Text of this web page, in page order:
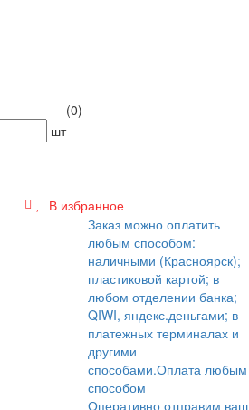
(0)
шт
В избранное
Заказ можно оплатить
любым способом:
наличными (Красноярск);
пластиковой картой; в
любом отделении банка;
QIWI, яндекс.деньгами; в
платежных терминалах и
другими
способами.Оплата любым
способом
Оперативно отправим ваш